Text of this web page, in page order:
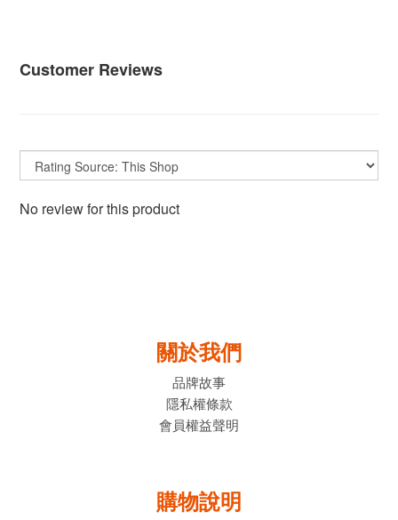
Customer Reviews
No review for this product
關於我們
品牌故事
隱私權條款
會員權益聲明
購物說明